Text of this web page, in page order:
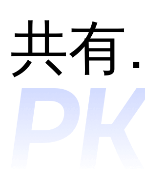
哪个
共